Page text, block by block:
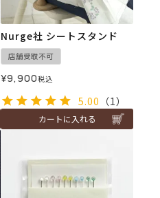
Nurge社 シートスタンド
店舗受取不可
¥9,900税込
5.00 （1）
カートに入れる